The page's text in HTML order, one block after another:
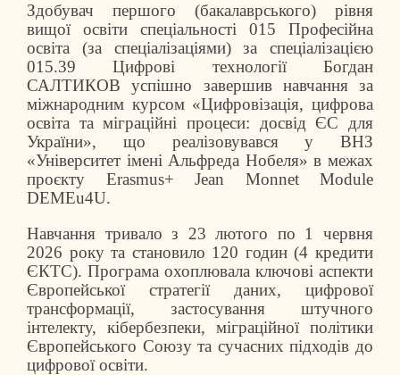
Здобувач першого (бакалаврського) рівня
вищої освіти спеціальності 015 Професійна
освіта (за спеціалізаціями) за спеціалізацією
015.39 Цифрові технології Богдан
САЛТИКОВ успішно завершив навчання за
міжнародним курсом «Цифровізація, цифрова
освіта та міграційні процеси: досвід ЄС для
України», що реалізовувався у ВНЗ
«Університет імені Альфреда Нобеля» в межах
проєкту Erasmus+ Jean Monnet Module
DEMEu4U.
Навчання тривало з 23 лютого по 1 червня
2026 року та становило 120 годин (4 кредити
ЄКТС). Програма охоплювала ключові аспекти
Європейської стратегії даних, цифрової
трансформації, застосування штучного
інтелекту, кібербезпеки, міграційної політики
Європейського Союзу та сучасних підходів до
цифрової освіти.